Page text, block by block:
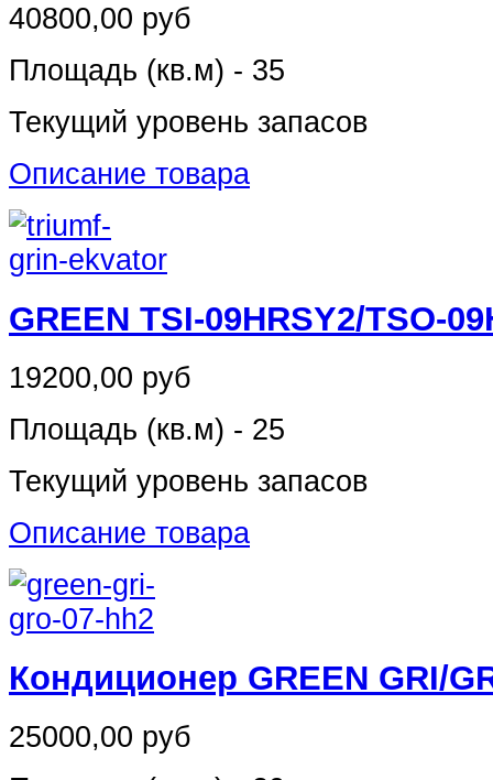
40800,00 руб
Площадь (кв.м) - 35
Текущий уровень запасов
Описание товара
GREEN TSI-09HRSY2/TSO-
19200,00 руб
Площадь (кв.м) - 25
Текущий уровень запасов
Описание товара
Кондиционер GREEN GRI/
25000,00 руб